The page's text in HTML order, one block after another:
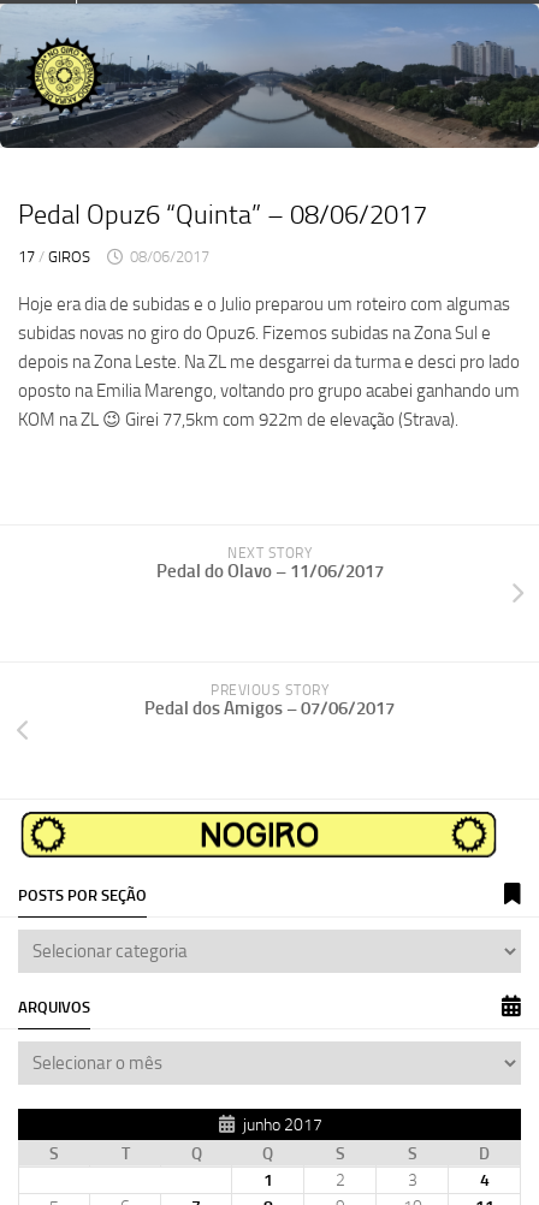
Skip
content
Pedal Opuz6 “Quinta” – 08/06/2017
17 / GIROS 08/06/2017
Hoje era dia de subidas e o Julio preparou um roteiro com algumas
subidas novas no giro do Opuz6. Fizemos subidas na Zona Sul e
depois na Zona Leste. Na ZL me desgarrei da turma e desci pro lado
oposto na Emilia Marengo, voltando pro grupo acabei ganhando um
KOM na ZL 😉 Girei 77,5km com 922m de elevação (Strava).
NEXT STORY
Pedal do Olavo – 11/06/2017
PREVIOUS STORY
Pedal dos Amigos – 07/06/2017
POSTS POR SEÇÃO
ARQUIVOS
junho 2017
S
T Q Q S S
D
1
2 3
4